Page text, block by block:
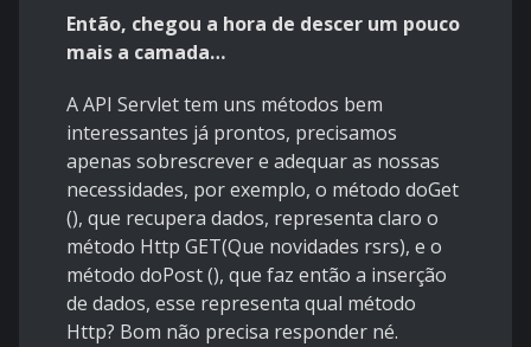
Então, chegou a hora de descer um pouco
mais a camada…
A API Servlet tem uns métodos bem
interessantes já prontos, precisamos
apenas sobrescrever e adequar as nossas
necessidades, por exemplo, o método doGet
(), que recupera dados, representa claro o
método Http GET(Que novidades rsrs), e o
método doPost (), que faz então a inserção
de dados, esse representa qual método
Http? Bom não precisa responder né.